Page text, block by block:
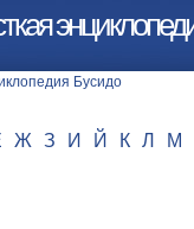
Ж З И Й К Л М